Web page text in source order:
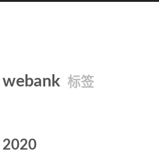
webank 标签
2020